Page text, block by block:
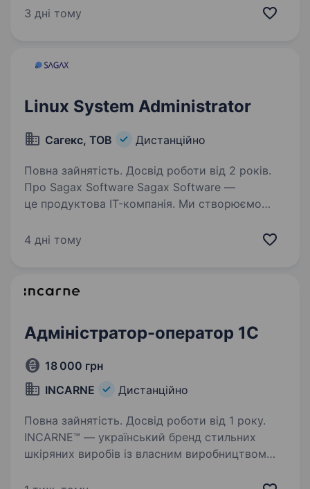
Компанії щоденно забезпечують у домівках
3 дні тому
Linux System Administrator
Сагекс, ТОВ Дистанційно
Повна зайнятість. Досвід роботи від 2 років.
Про Sagax Software Sagax Software —
це продуктова IT-компанія. Ми створюємо
вдосконалювати роботу ринку страхування, і
4 дні тому
Адміністратор-оператор 1С
18 000 грн
INCARNE
Дистанційно
Повна зайнятість. Досвід роботи від 1 року.
INCARNE™ — український бренд стильних
шкіряних виробів із власним виробництвом